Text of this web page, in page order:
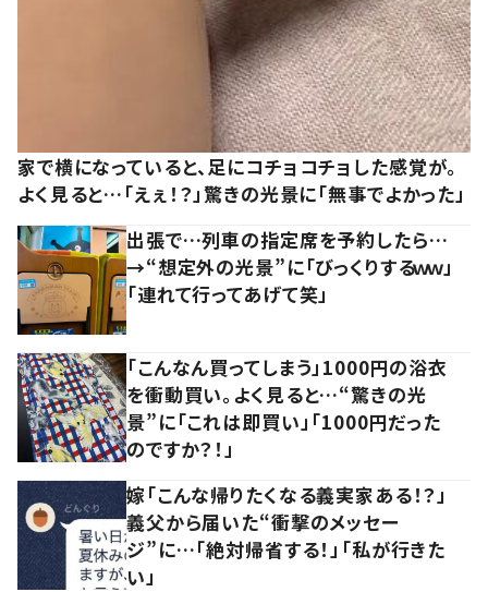
家で横になっていると、足にコチョコチョした感覚が。
よく見ると…「えぇ！？」驚きの光景に「無事でよかった」
出張で…列車の指定席を予約したら…
→“想定外の光景”に「びっくりするｗｗ」
「連れて行ってあげて笑」
「こんなん買ってしまう」1000円の浴衣
を衝動買い。よく見ると…“驚きの光
景”に「これは即買い」「1000円だった
のですか？！」
嫁「こんな帰りたくなる義実家ある！？」
義父から届いた“衝撃のメッセー
ジ”に…「絶対帰省する！」「私が行きた
い」